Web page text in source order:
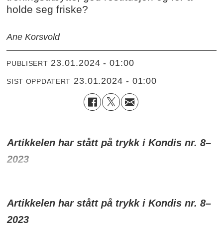
holde seg friske?
Ane Korsvold
PUBLISERT 23.01.2024 - 01:00
SIST OPPDATERT 23.01.2024 - 01:00
Artikkelen har stått på trykk i Kondis nr. 8–
2023
Artikkelen har stått på trykk i Kondis nr. 8–
2023